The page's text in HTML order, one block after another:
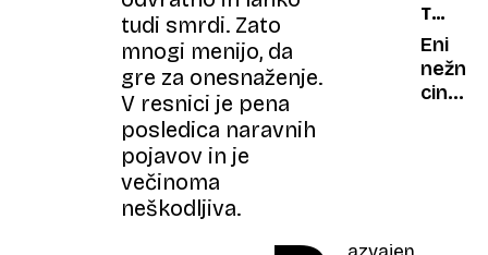
tudi smrdi. Zato
mnogi menijo, da
gre za onesnaženje.
V resnici je pena
posledica naravnih
pojavov in je
večinoma
neškodljiva.
izteka
oči?
TRETJA
PLAT
Eni
nežno